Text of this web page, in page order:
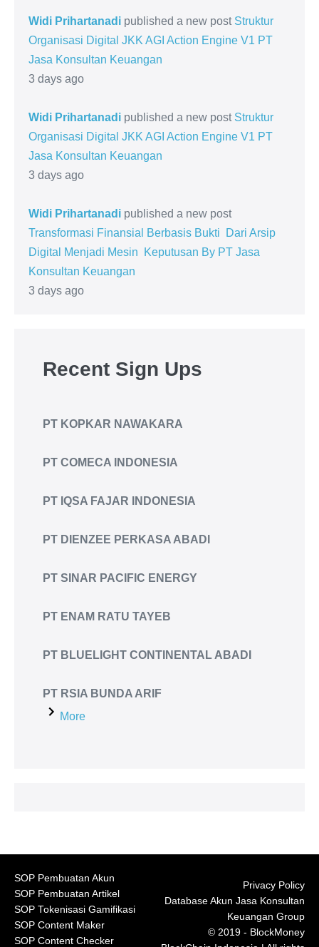
Widi Prihartanadi published a new post Struktur
Organisasi Digital JKK AGI Action Engine V1 PT
Jasa Konsultan Keuangan
3 days ago
Widi Prihartanadi published a new post Struktur
Organisasi Digital JKK AGI Action Engine V1 PT
Jasa Konsultan Keuangan
3 days ago
Widi Prihartanadi published a new post
Transformasi Finansial Berbasis Bukti Dari Arsip
Digital Menjadi Mesin Keputusan By PT Jasa
Konsultan Keuangan
3 days ago
Recent Sign Ups
PT KOPKAR NAWAKARA
PT COMECA INDONESIA
PT IQSA FAJAR INDONESIA
PT DIENZEE PERKASA ABADI
PT SINAR PACIFIC ENERGY
PT ENAM RATU TAYEB
PT BLUELIGHT CONTINENTAL ABADI
PT RSIA BUNDA ARIF
More
SOP Pembuatan Akun
SOP Pembuatan Artikel
SOP Tokenisasi Gamifikasi
SOP Content Maker
SOP Content Checker
Privacy Policy
Database Akun Jasa Konsultan
Keuangan Group
© 2019 - BlockMoney